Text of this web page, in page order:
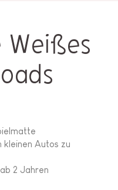
Weißes
kleinen Autos zu
2 Jahren